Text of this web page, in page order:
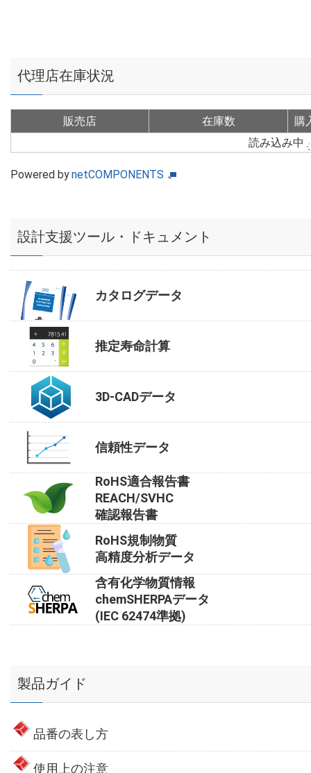
代理店在庫状況
販売店 在庫数
購
読み込み中
Powered bynetCOMPONENTS
設計支援ツール・ドキュメント
カタログデータ
推定寿命計算
3D-CADデータ
信頼性データ
RoHS適合報告書
REACH/SVHC
確認報告書
RoHS規制物質
高精度分析データ
含有化学物質情報
chemSHERPAデータ
(IEC 62474準拠)
製品ガイド
品番の表し方
使用上の注意